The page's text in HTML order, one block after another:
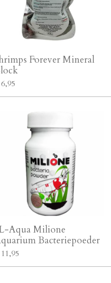
Forever Mineral
Aqua Milione
Bacteriepoeder